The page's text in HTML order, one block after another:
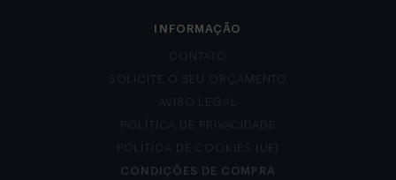
INFORMAÇÃO
CONTATO
SOLICITE O SEU ORÇAMENTO
AVISO LEGAL
POLÍTICA DE PRIVACIDADE
POLÍTICA DE COOKIES (UE)
CONDIÇÕES DE COMPRA